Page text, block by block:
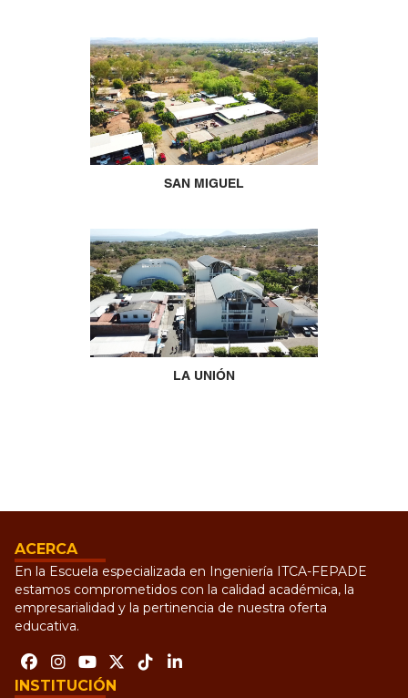
SAN MIGUEL
LA UNIÓN
ACERCA
En la Escuela especializada en Ingeniería ITCA-FEPADE
estamos comprometidos con la calidad académica, la
empresarialidad y la pertinencia de nuestra oferta
educativa.
INSTITUCIÓN